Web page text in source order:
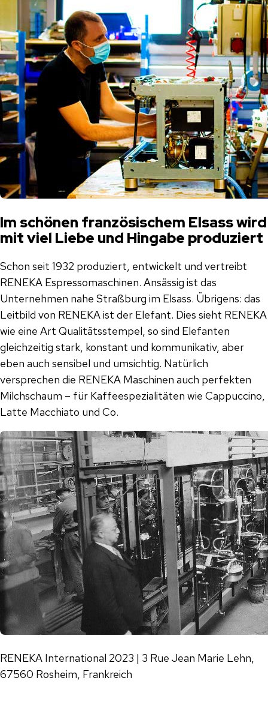
Im schönen französischem Elsass wird
mit viel Liebe und Hingabe produziert
Schon seit 1932 produziert, entwickelt und vertreibt
RENEKA Espressomaschinen. Ansässig ist das
Unternehmen nahe Straßburg im Elsass. Übrigens: das
Leitbild von RENEKA ist der Elefant. Dies sieht RENEKA
wie eine Art Qualitätsstempel, so sind Elefanten
gleichzeitig stark, konstant und kommunikativ, aber
eben auch sensibel und umsichtig. Natürlich
versprechen die RENEKA Maschinen auch perfekten
Milchschaum – für Kaffeespezialitäten wie Cappuccino,
Latte Macchiato und Co.
RENEKA International 2023 | 3 Rue Jean Marie Lehn,
67560 Rosheim, Frankreich